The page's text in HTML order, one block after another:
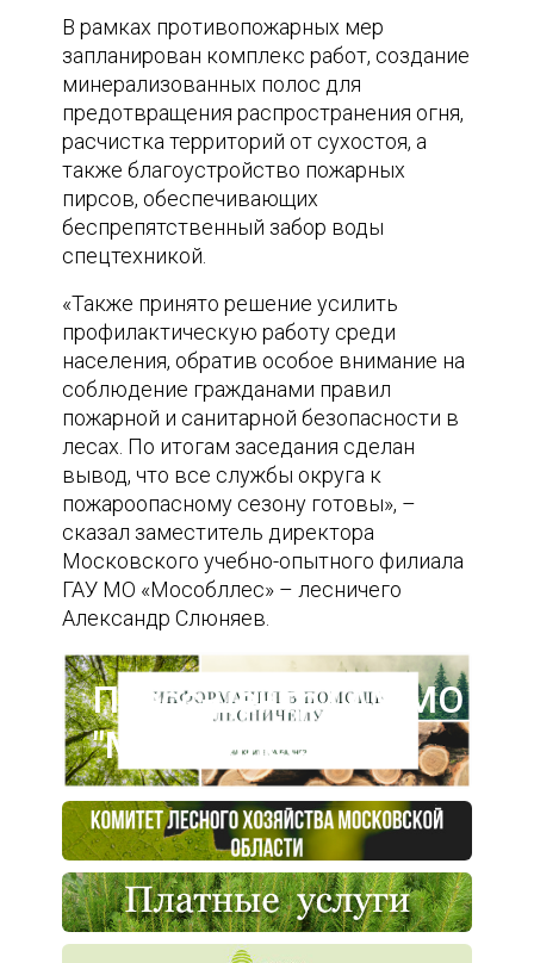
В рамках противопожарных мер
запланирован комплекс работ, создание
минерализованных полос для
предотвращения распространения огня,
расчистка территорий от сухостоя, а
также благоустройство пожарных
пирсов, обеспечивающих
беспрепятственный забор воды
спецтехникой.
«Также принято решение усилить
профилактическую работу среди
населения, обратив особое внимание на
соблюдение гражданами правил
пожарной и санитарной безопасности в
лесах. По итогам заседания сделан
вывод, что все службы округа к
пожароопасному сезону готовы», –
сказал заместитель директора
Московского учебно-опытного филиала
ГАУ МО «Мособллес» – лесничего
Александр Слюняев.
Пресс-центр ГАУ МО
"Мособллес"